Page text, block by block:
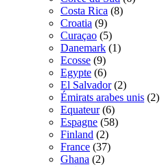
Costa Rica (8)
Croatia (9)
Curaçao (5)
Danemark (1)
Ecosse (9)
Egypte (6)
El Salvador (2)
Émirats arabes unis (2)
Equateur (6)
Espagne (58)
Finland (2)
France (37)
Ghana (2)